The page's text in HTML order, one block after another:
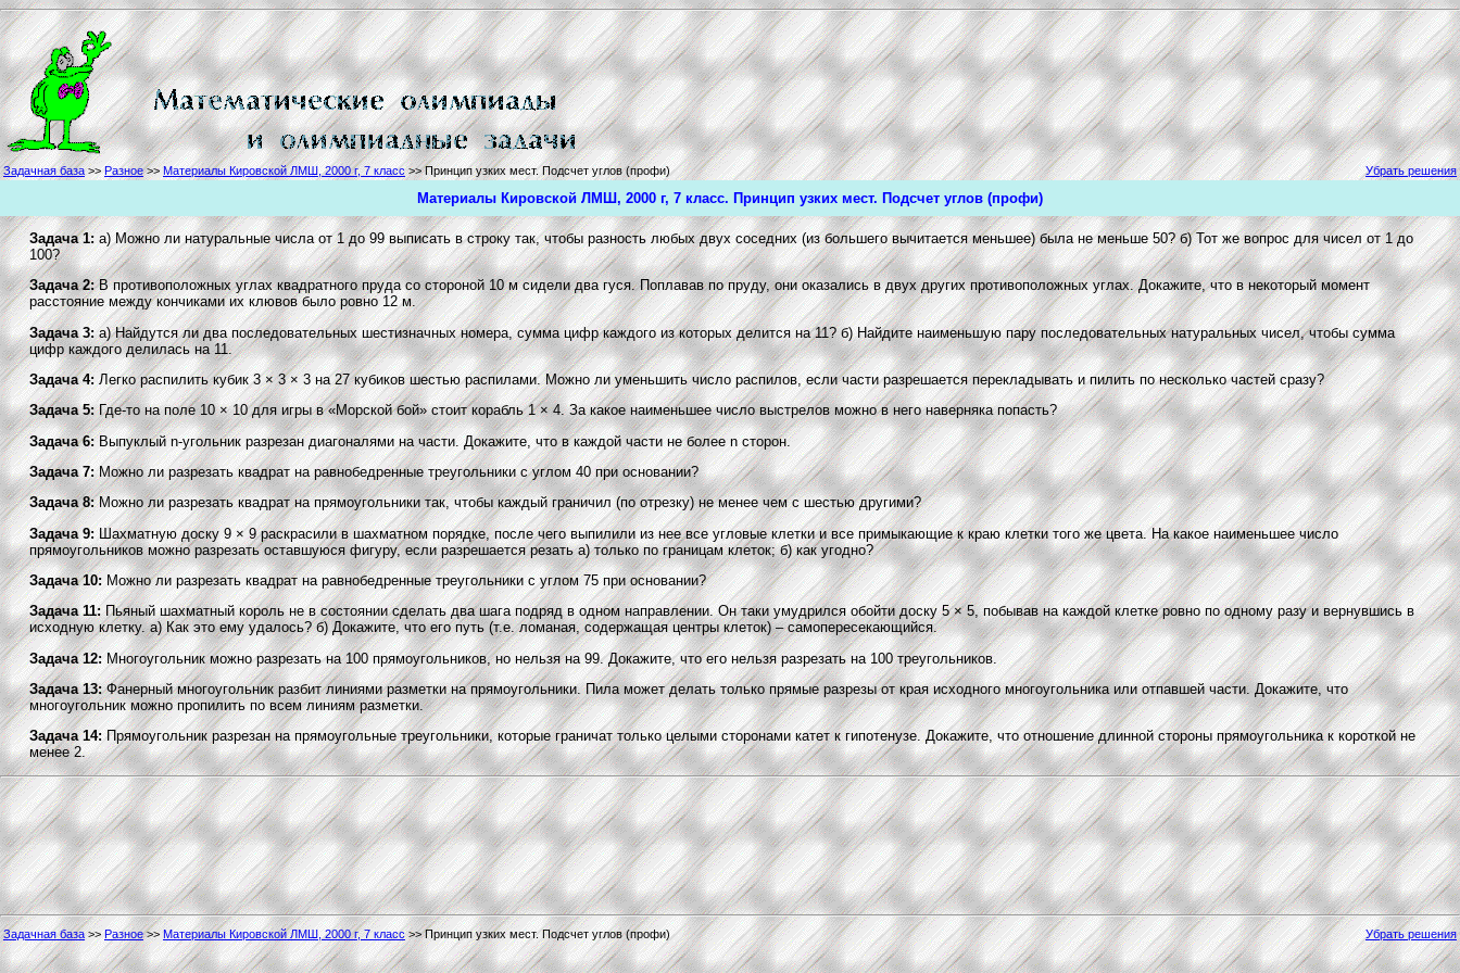
Задачная база>> Разное>> Материалы Кировской ЛМШ, 2000 г, 7 класс>> Принцип узких мест. Подсчет углов (профи) Убрать решения
Материалы Кировской ЛМШ, 2000 г, 7 класс. Принцип узких мест. Подсчет углов (профи)
Задача 1: а) Можно ли натуральные числа от 1 до 99 выписать в строку так, чтобы разность любых двух соседних (из большего вычитается меньшее) была не меньше 50? б) Тот же вопрос для чисел от 1 до
100?
Задача 2:В противоположных углах квадратного пруда со стороной 10 м сидели два гуся. Поплавав по пруду, они оказались в двух других противоположных углах. Докажите, что в некоторый момент
расстояние между кончиками их клювов было ровно 12 м.
Задача 3:а) Найдутся ли два последовательных шестизначных номера, сумма цифр каждого из которых делится на 11? б) Найдите наименьшую пару последовательных натуральных чисел, чтобы сумма
цифр каждого делилась на 11.
Задача 4: Легко распилить кубик 3 × 3 × 3 на 27 кубиков шестью распилами. Можно ли уменьшить число распилов, если части разрешается перекладывать и пилить по несколько частей сразу?
Задача 5:Где-то на поле 10 × 10 для игры в «Морской бой» стоит корабль 1 × 4. За какое наименьшее число выстрелов можно в него наверняка попасть?
Задача 6:Выпуклый n-угольник разрезан диагоналями на части. Докажите, что в каждой части не более n сторон.
Задача 7:Можно ли разрезать квадрат на равнобедренные треугольники с углом 40 при основании?
Задача 8:Можно ли разрезать квадрат на прямоугольники так, чтобы каждый граничил (по отрезку) не менее чем с шестью другими?
Задача 9: Шахматную доску 9 × 9 раскрасили в шахматном порядке, после чего выпилили из нее все угловые клетки и все примыкающие к краю клетки того же цвета. На какое наименьшее число
прямоугольников можно разрезать оставшуюся фигуру, если разрешается резать а) только по границам клеток; б) как угодно?
Задача 10: Можно ли разрезать квадрат на равнобедренные треугольники с углом 75 при основании?
Задача 11:Пьяный шахматный король не в состоянии сделать два шага подряд в одном направлении. Он таки умудрился обойти доску 5 × 5, побывав на каждой клетке ровно по одному разу и вернувшись в
исходную клетку. а) Как это ему удалось? б) Докажите, что его путь (т.е. ломаная, содержащая центры клеток) – самопересекающийся.
Задача 12: Многоугольник можно разрезать на 100 прямоугольников, но нельзя на 99. Докажите, что его нельзя разрезать на 100 треугольников.
Задача 13:Фанерный многоугольник разбит линиями разметки на прямоугольники. Пила может делать только прямые разрезы от края исходного многоугольника или отпавшей части. Докажите, что
многоугольник можно пропилить по всем линиям разметки.
Задача 14:Прямоугольник разрезан на прямоугольные треугольники, которые граничат только целыми сторонами катет к гипотенузе. Докажите, что отношение длинной стороны прямоугольника к короткой не
менее 2.
Задачная база>> Разное>>Материалы Кировской ЛМШ, 2000 г, 7 класс>> Принцип узких мест. Подсчет углов (профи) Убрать решения